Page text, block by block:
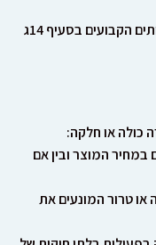
הקבועים בסעיף
14ג
כולה או חלקה:
במחיר המוצר ובין אם
או טרור המונעים את